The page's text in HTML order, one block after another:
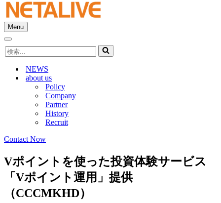
Menu
ナ
ゲ
シ
ョ
ナ
ビ
検
索...
NEWS
about us
Policy
Company
Partner
History
Recruit
Contact Now
Vポイントを使った投資体験サービス
「Vポイント運用」提供
（CCCMKHD）